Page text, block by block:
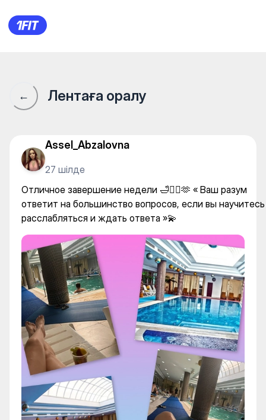
Grand Hotel Victory — Gym
← Лентаға оралу
Assel_Abzalovna
27 шілде
Отличное завершение недели 🛁🧖‍♀️🫶 « Ваш разум
ответит на большинство вопросов, если вы научитесь
расслабляться и ждать ответа »💫